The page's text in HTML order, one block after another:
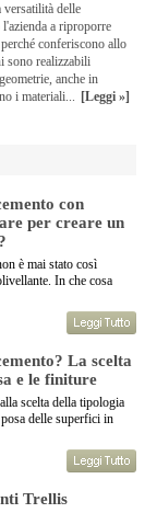
versatilità delle
a riproporre
conferiscono allo
sono realizzabili
anche in
i materiali... [Leggi »]
con
per creare un
è mai stato così
In che cosa
La scelta
e le finiture
scelta della tipologia
delle superfici in
Trellis